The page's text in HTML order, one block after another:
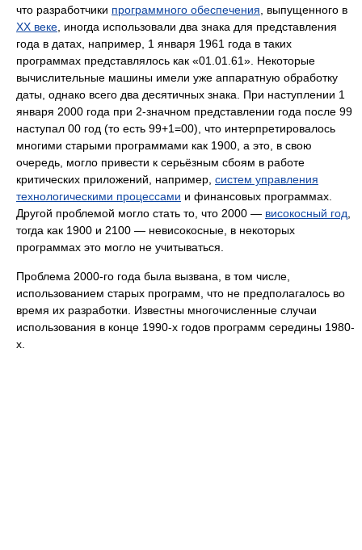
что разработчики программного обеспечения , выпущенного в
XX веке , иногда использовали два знака для представления
года в датах, например, 1 января 1961 года в таких
программах представлялось как «01.01.61». Некоторые
вычислительные машины имели уже аппаратную обработку
даты, однако всего два десятичных знака. При наступлении 1
января 2000 года при 2-значном представлении года после 99
наступал 00 год (то есть 99+1=00), что интерпретировалось
многими старыми программами как 1900, а это, в свою
очередь, могло привести к серьёзным сбоям в работе
критических приложений, например, систем управления
технологическими процессами и финансовых программах.
Другой проблемой могло стать то, что 2000 — високосный год
тогда как 1900 и 2100 — невисокосные, в некоторых
программах это могло не учитываться.
Проблема 2000-го года была вызвана, в том числе,
использованием старых программ, что не предполагалось во
время их разработки. Известны многочисленные случаи
использования в конце 1990-х годов программ середины 1980-
х.